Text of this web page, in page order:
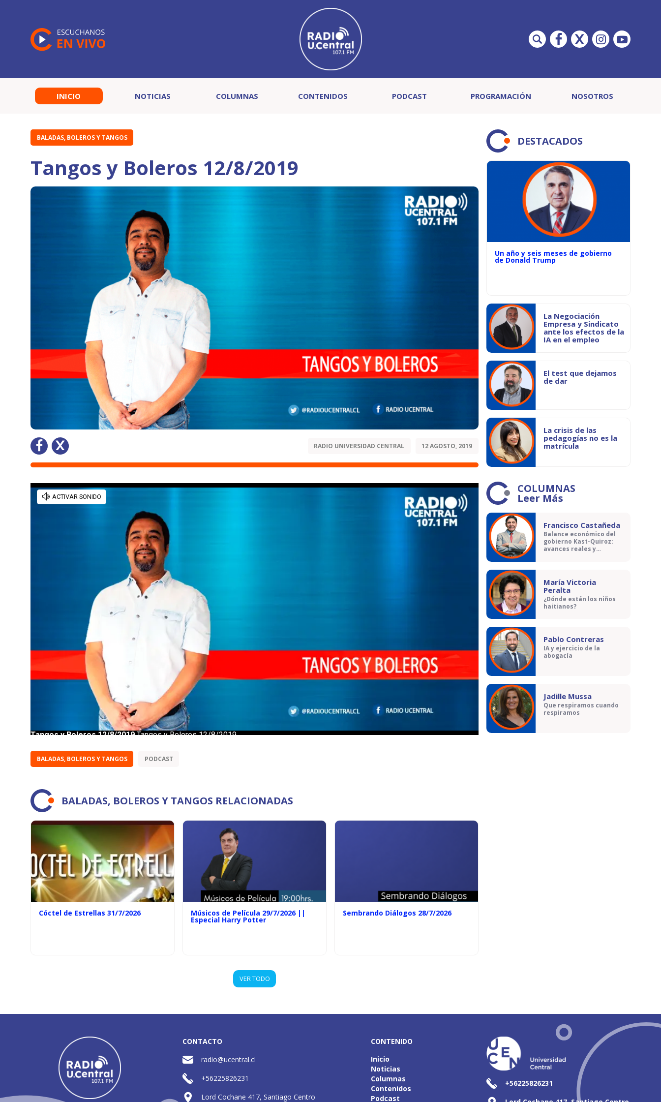
INICIO NOTICIAS COLUMNAS CONTENIDOS PODCAST PROGRAMACIÓN NOSOTROS
BALADAS, BOLEROS Y TANGOS
Tangos y Boleros 12/8/2019
RADIO UNIVERSIDAD CENTRAL 12 AGOSTO, 2019
BALADAS, BOLEROS Y TANGOS PODCAST
BALADAS, BOLEROS Y TANGOS RELACIONADAS
Cóctel de Estrellas 31/7/2026 Músicos de Película 29/7/2026 ||
Especial Harry Potter
Sembrando Diálogos 28/7/2026
VER TODO
DESTACADOS
Un año y seis meses de gobierno
de Donald Trump
La Negociación
Empresa y Sindicato
ante los efectos de la
IA en el empleo
El test que dejamos
de dar
La crisis de las
pedagogías no es la
matrícula
COLUMNAS
Leer Más
Francisco Castañeda
Balance económico del
gobierno Kast-Quiroz:
avances reales y
María Victoria
Peralta
¿Dónde están los niños
haitianos?
Pablo Contreras
IA y ejercicio de la
abogacía
Jadille Mussa
Que respiramos cuando
respiramos
CONTACTO
radio@ucentral.cl
+56225826231
Lord Cochane 417, Santiago Centro
CONTENIDO
Inicio
Noticias
Columnas
Contenidos
Podcast
+56225826231